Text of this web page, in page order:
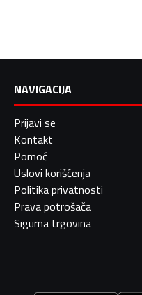
NAVIGACIJA
Prijavi se
Kontakt
Pomoć
Uslovi korišćenja
Politika privatnosti
Prava potrošača
Sigurna trgovina